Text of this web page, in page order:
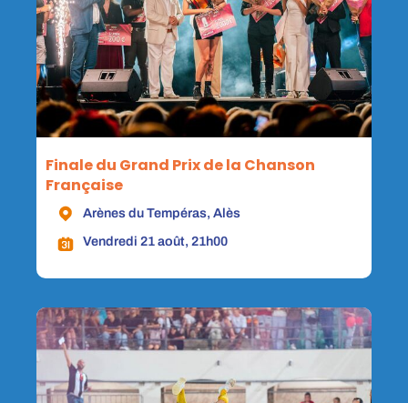
Finale du Grand Prix de la Chanson
Française
Arènes du Tempéras, Alès
Vendredi 21 août, 21h00